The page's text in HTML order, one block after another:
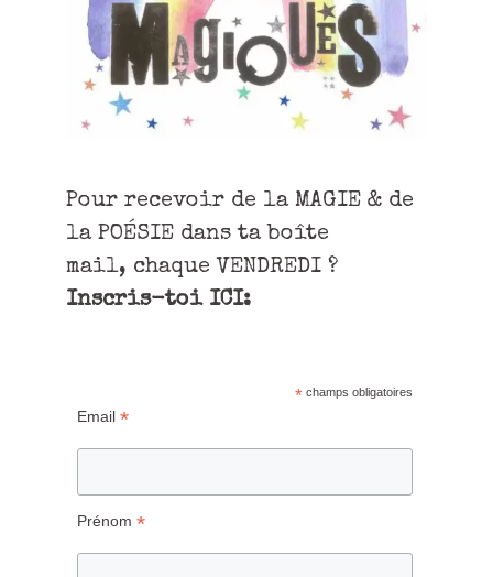
Pour recevoir de la MAGIE & de
la POÉSIE dans ta boîte
mail, chaque VENDREDI ?
Inscris-toi ICI:
* champs obligatoires
Email *
Prénom *